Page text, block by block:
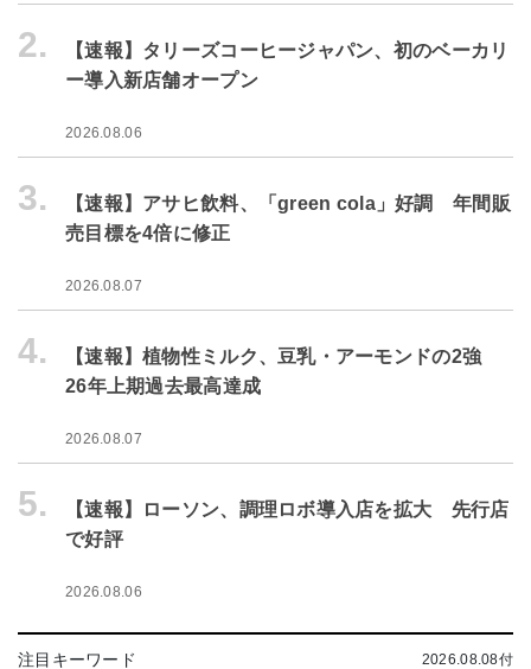
2.
【速報】タリーズコーヒージャパン、初のベーカリ
ー導入新店舗オープン
2026.08.06
3.
【速報】アサヒ飲料、「green cola」好調 年間販
売目標を4倍に修正
2026.08.07
4.
【速報】植物性ミルク、豆乳・アーモンドの2強
26年上期過去最高達成
2026.08.07
5.
【速報】ローソン、調理ロボ導入店を拡大 先行店
で好評
2026.08.06
注目キーワード 2026.08.08付